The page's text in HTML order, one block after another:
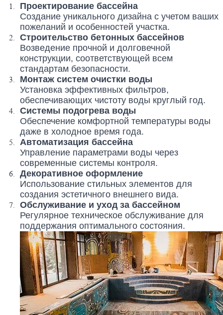
Проектирование бассейна
Создание уникального дизайна с учетом ваших
пожеланий и особенностей участка.
Строительство бетонных бассейнов
Возведение прочной и долговечной
конструкции, соответствующей всем
стандартам безопасности.
Монтаж систем очистки воды
Установка эффективных фильтров,
обеспечивающих чистоту воды круглый год.
Системы подогрева воды
Обеспечение комфортной температуры воды
даже в холодное время года.
Автоматизация бассейна
Управление параметрами воды через
современные системы контроля.
Декоративное оформление
Использование стильных элементов для
создания эстетичного внешнего вида.
Обслуживание и уход за бассейном
Регулярное техническое обслуживание для
поддержания оптимального состояния.